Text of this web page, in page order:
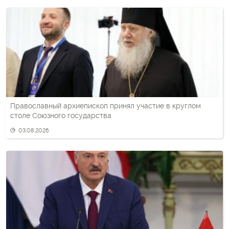
Православный архиепископ принял участие в круглом
столе Союзного государства
03.08.2026